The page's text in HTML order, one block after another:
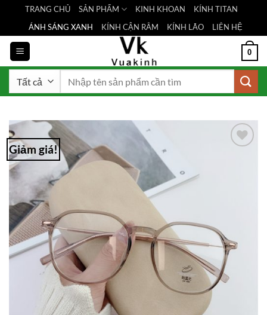
nội
dung
TRANG CHỦ SẢN PHẨM KINH KHOAN
KÍNH TITAN
ÁNH SÁNG XANH
KÍNH CẬN RÂM KÍNH LÃO LIÊN HỆ
0
Giảm giá!